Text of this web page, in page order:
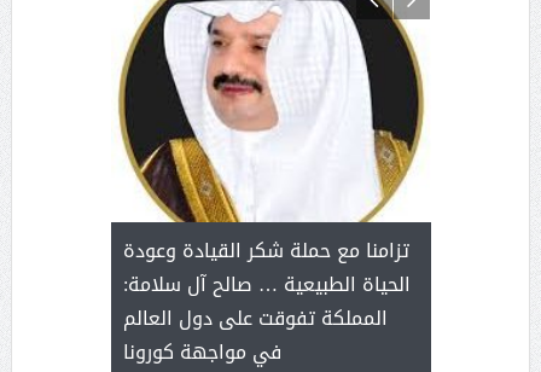
مع
بنت
تزامنا مع حملة شكر القيادة وعودة
الحياة الطبيعية … صالح آل سلامة:
المملكة تفوقت على دول العالم
في مواجهة كورونا
آل شرمه:
على برامج
هي أساس